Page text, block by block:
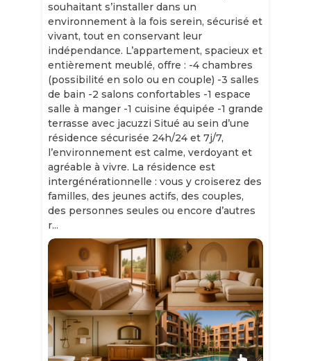
souhaitant s’installer dans un
environnement à la fois serein, sécurisé et
vivant, tout en conservant leur
indépendance. L’appartement, spacieux et
entièrement meublé, offre : -4 chambres
(possibilité en solo ou en couple) -3 salles
de bain -2 salons confortables -1 espace
salle à manger -1 cuisine équipée -1 grande
terrasse avec jacuzzi Situé au sein d’une
résidence sécurisée 24h/24 et 7j/7,
l’environnement est calme, verdoyant et
agréable à vivre. La résidence est
intergénérationnelle : vous y croiserez des
familles, des jeunes actifs, des couples,
des personnes seules ou encore d’autres
r...
Slide 1 of 11